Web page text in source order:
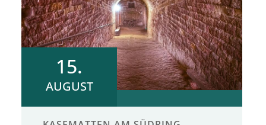
15.
AUGUST